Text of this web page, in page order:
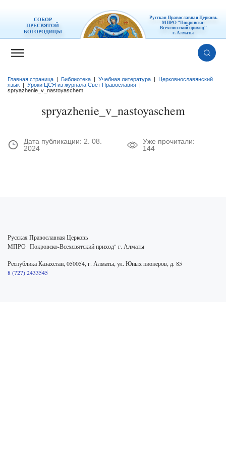
СОБОР
ПРЕСВЯТОЙ
БОГОРОДИЦЫ
Русская Православная Церковь
МПРО "Покровско-
Всехсвятский приход"
г. Алматы
Главная страница Библиотека Учебная литература
Церковнославянский
язык
Уроки ЦСЯ из журнала Свет Православия
spryazhenie_v_nastoyaschem
spryazhenie_v_nastoyaschem
Дата публикации: 2. 08.
2024
Уже прочитали:
144
Русская Православная Церковь
МПРО "Покровско-Всехсвятский приход" г. Алматы
Республика Казахстан, 050054, г. Алматы, ул. Юных пионеров, д. 85
8 (727) 2433545